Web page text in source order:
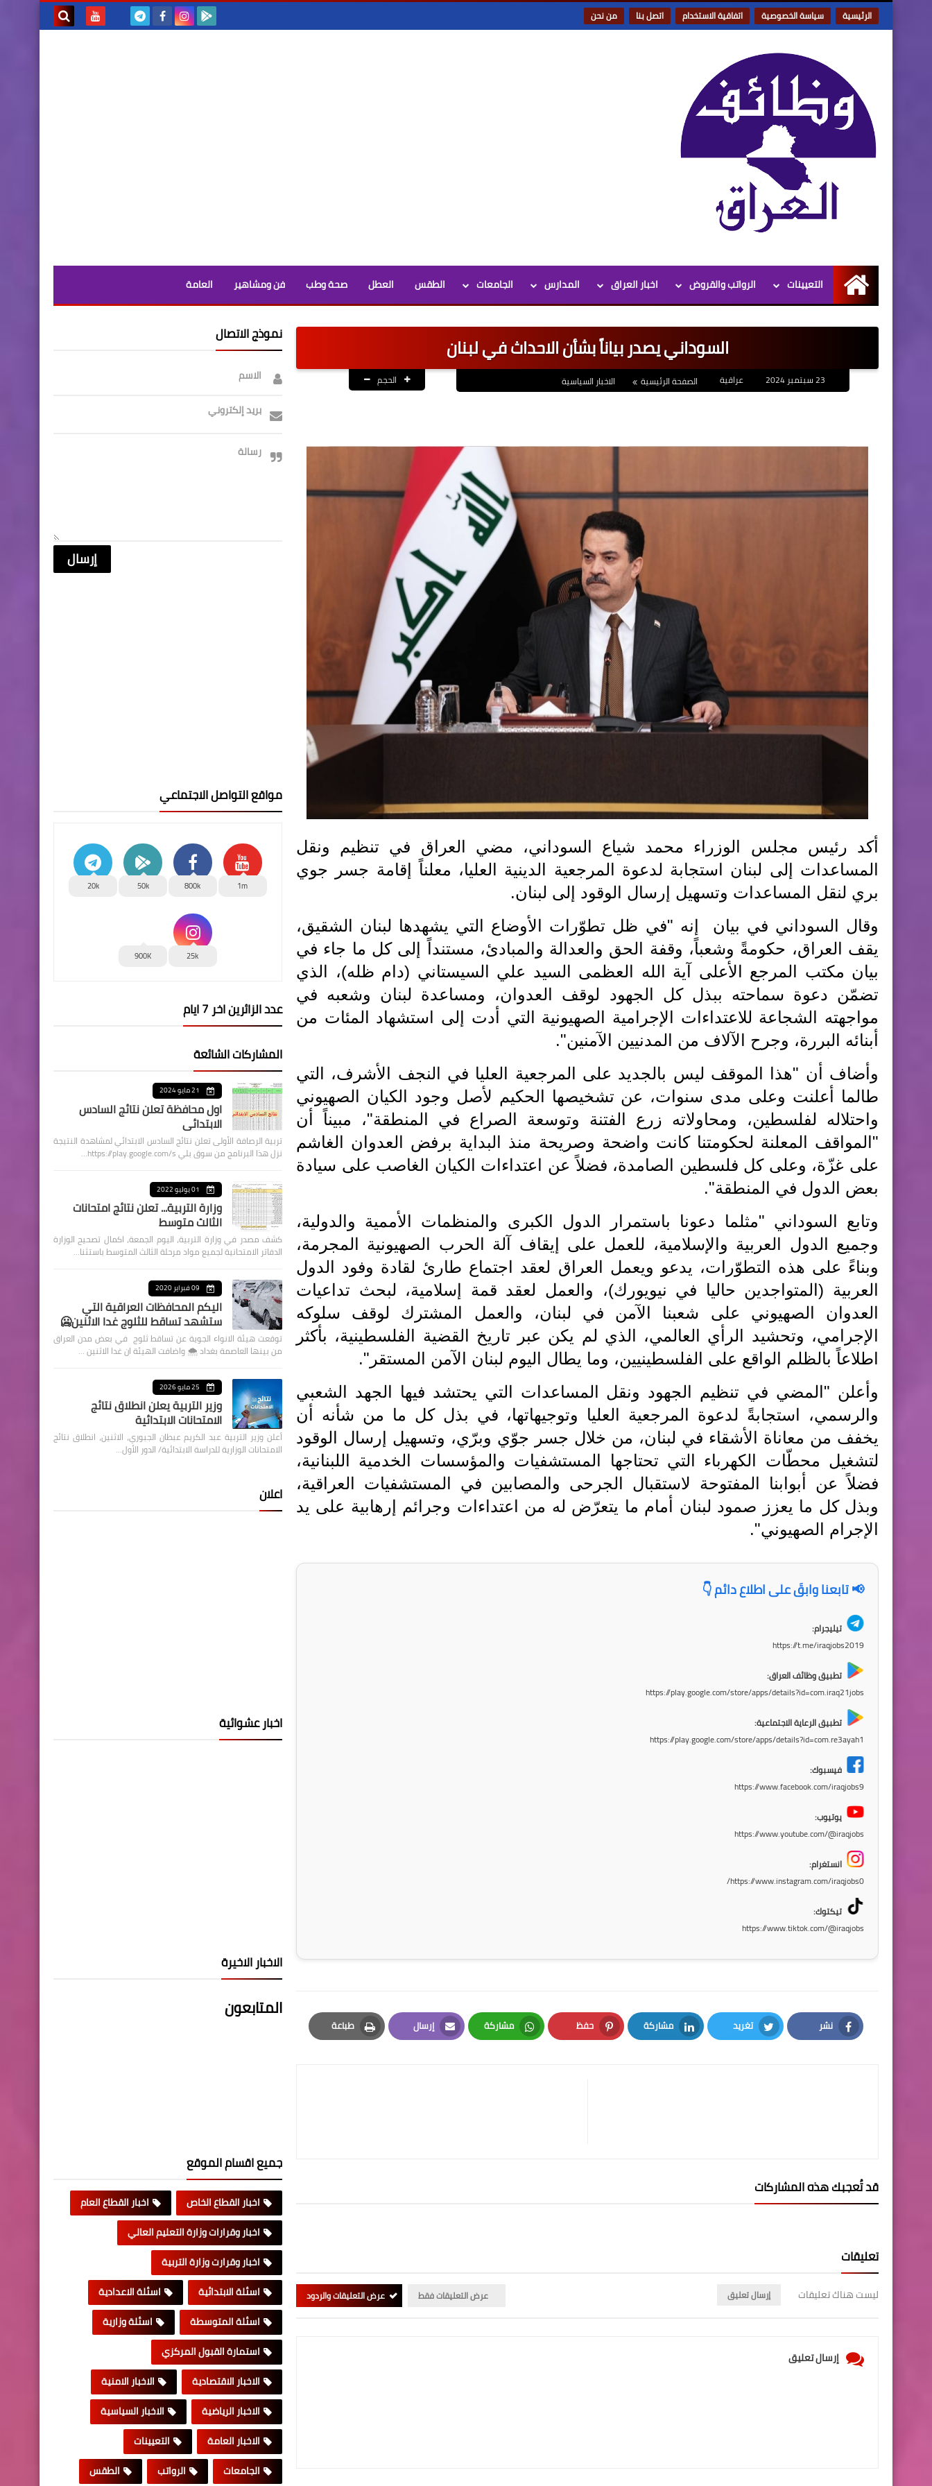
الرئيسية سياسة الخصوصية اتفاقية الاستخدام اتصل بنا من نحن
الرئيسية
التعيينات الرواتب والقروض اخبار العراق المدارس الجامعات الطقس العطل صحة وطب فن ومشاهير العامة
السوداني يصدر بياناً بشأن الاحداث في لبنان
عراقية الصفحة الرئيسية الاخبار السياسية الحجم
أكد رئيس مجلس الوزراء محمد شياع السوداني، مضي العراق في تنظيم ونقل
المساعدات إلى لبنان استجابة لدعوة المرجعية الدينية العليا، معلناً إقامة جسر جوي
بري لنقل المساعدات وتسهيل إرسال الوقود إلى لبنان.
وقال السوداني في بيان إنه "في ظل تطوّرات الأوضاع التي يشهدها لبنان الشقيق،
يقف العراق، حكومةً وشعباً، وقفة الحق والعدالة والمبادئ، مستنداً إلى كل ما جاء في
بيان مكتب المرجع الأعلى آية الله العظمى السيد علي السيستاني (دام ظله)، الذي
تضمّن دعوة سماحته ببذل كل الجهود لوقف العدوان، ومساعدة لبنان وشعبه في
مواجهته الشجاعة للاعتداءات الإجرامية الصهيونية التي أدت إلى استشهاد المئات من
أبنائه البررة، وجرح الآلاف من المدنيين الآمنين".
وأضاف أن "هذا الموقف ليس بالجديد على المرجعية العليا في النجف الأشرف، التي
طالما أعلنت وعلى مدى سنوات، عن تشخيصها الحكيم لأصل وجود الكيان الصهيوني
واحتلاله لفلسطين، ومحاولاته زرع الفتنة وتوسعة الصراع في المنطقة"، مبيناً أن
"المواقف المعلنة لحكومتنا كانت واضحة وصريحة منذ البداية برفض العدوان الغاشم
على غزّة، وعلى كل فلسطين الصامدة، فضلاً عن اعتداءات الكيان الغاصب على سيادة
بعض الدول في المنطقة".
وتابع السوداني "مثلما دعونا باستمرار الدول الكبرى والمنظمات الأممية والدولية،
وجميع الدول العربية والإسلامية، للعمل على إيقاف آلة الحرب الصهيونية المجرمة،
وبناءً على هذه التطوّرات، يدعو ويعمل العراق لعقد اجتماع طارئ لقادة وفود الدول
العربية (المتواجدين حاليا في نيويورك)، والعمل لعقد قمة إسلامية، لبحث تداعيات
العدوان الصهيوني على شعبنا الآمن في لبنان، والعمل المشترك لوقف سلوكه
الإجرامي، وتحشيد الرأي العالمي، الذي لم يكن عبر تاريخ القضية الفلسطينية، بأكثر
اطلاعاً بالظلم الواقع على الفلسطينيين، وما يطال اليوم لبنان الآمن المستقر".
وأعلن "المضي في تنظيم الجهود ونقل المساعدات التي يحتشد فيها الجهد الشعبي
والرسمي، استجابةً لدعوة المرجعية العليا وتوجيهاتها، في بذل كل ما من شأنه أن
يخفف من معاناة الأشقاء في لبنان، من خلال جسر جوّي وبرّي، وتسهيل إرسال الوقود
لتشغيل محطّات الكهرباء التي تحتاجها المستشفيات والمؤسسات الخدمية اللبنانية،
فضلاً عن أبوابنا المفتوحة لاستقبال الجرحى والمصابين في المستشفيات العراقية،
وبذل كل ما يعزز صمود لبنان أمام ما يتعرّض له من اعتداءات وجرائم إرهابية على يد
الإجرام الصهيوني".
📢 تابعنا وابقَ على اطلاع دائم 👇
تيليجرام:
https://t.me/iraqjobs2019
تطبيق وظائف العراق:
https://play.google.com/store/apps/details?id=com.iraq21jobs
تطبيق الرعاية الاجتماعية:
https://play.google.com/store/apps/details?id=com.re3ayah1
فيسبوك:
https://www.facebook.com/iraqjobs9
يوتيوب:
https://www.youtube.com/@iraqjobs
انستغرام:
https://www.instagram.com/iraqjobs0/
تيكتوك:
https://www.tiktok.com/@iraqjobs
نشر
Facebook
تغريد
Twitter
مشاركة
LinkedIn
حفظ
Pinterest
مشاركة
Whatsapp
إرسال
Email
طباعة
Print
قد تُعجبك هذه المشاركات
تعليقات
ليست هناك تعليقات إرسال تعليق عرض التعليقات فقط عرض التعليقات والردود
إرسال تعليق
نموذج الاتصال
الاسم
بريد إلكتروني
رسالة
مواقع التواصل الاجتماعي
1m
800k
50k
20k
25k
900K
عدد الزائرين اخر 7 ايام
المشاركات الشائعة
21 مايو 2024
اول محافظة تعلن نتائج السادس
الابتدائي
تربية الرصافة الأولى تعلن نتائج السادس الابتدائي لمشاهدة النتيجة
نزل هذا البرنامج من سوق بلي https://play.google.com/s…
01 يوليو 2022
وزارة التربية... تعلن نتائج امتحانات
الثالث متوسط
كشف مصدر في وزارة التربية، اليوم الجمعة، اكمال تصحيح الوزارة
الدفاتر الامتحانية لجميع مواد مرحلة الثالث المتوسط باستثنا…
09 فبراير 2020
اليكم المحافظات العراقية التي
ستشهد تساقط للثلوج غدا الاثنين🥶
توقعت هيئة الانواء الجوية عن تساقط ثلوج في بعض مدن العراق
من بينها العاصمة بغداد ⁦🌨️⁩ واضافت الهيئة ان غدا الاثنين …
25 مايو 2026
وزير التربية يعلن انطلاق نتائج
الامتحانات الابتدائية
أعلن وزير التربية عبد الكريم عبطان الجبوري، الاثنين، انطلاق نتائج
الامتحانات الوزارية للدراسة الابتدائية/ الدور الأول…
اعلان
اخبار عشوائية
الاخبار الاخيرة
المتابعون
جميع اقسام الموقع
اخبار القطاع الخاص
اخبار القطاع العام
اخبار وقرارات وزارة التعليم العالي
اخبار وقرارت وزارة التربية
اسئلة الابتدائية
اسئلة الاعدادية
اسئلة المتوسطة
اسئلة وزارية
استمارة القبول المركزي
الاخبار الاقتصادية
الاخبار الامنية
الاخبار الرياضية
الاخبار السياسية
الاخبار العامة
التعيينات
الجامعات
الرواتب الطقس